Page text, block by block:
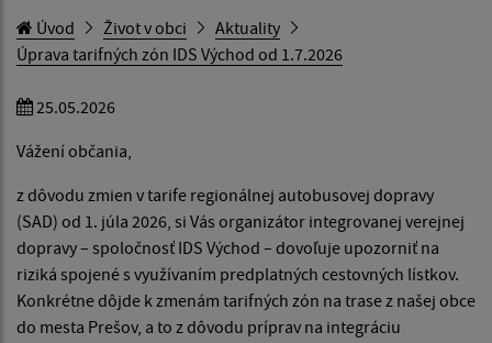
Úvod Život v obci
Aktuality
Úprava tarifných zón IDS Východ od 1.7.2026
25.05.2026
Vážení občania,
z dôvodu zmien v tarife regionálnej autobusovej dopravy
(SAD) od 1. júla 2026, si Vás organizátor integrovanej verejnej
dopravy – spoločnosť IDS Východ – dovoľuje upozorniť na
riziká spojené s využívaním predplatných cestovných lístkov.
Konkrétne dôjde k zmenám tarifných zón na trase z našej obce
do mesta Prešov, a to z dôvodu príprav na integráciu